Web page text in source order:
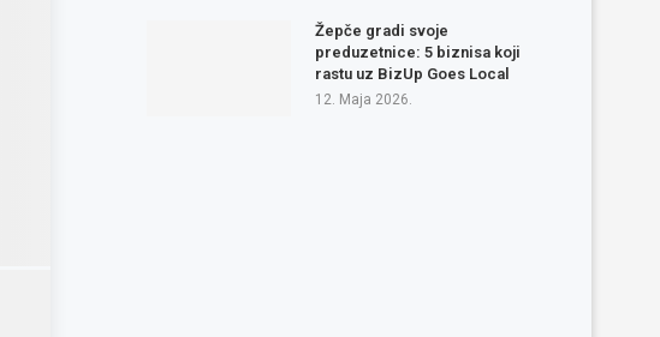
Žepče gradi svoje
preduzetnice: 5 biznisa koji
rastu uz BizUp Goes Local
12. Maja 2026.